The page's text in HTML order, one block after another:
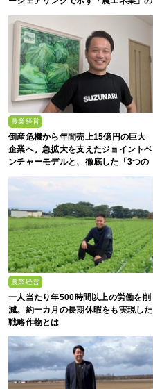
真価
農業経営
倒産危機から年間売上15億円の巨大
企業へ。急拡大を支えたジョイントベ
ンチャーモデルと、徹底した「3つの
農業経営
一人当たり年500時間以上の労働を削
減。約一カ月の長期休暇をも実現した
戦略作物とは